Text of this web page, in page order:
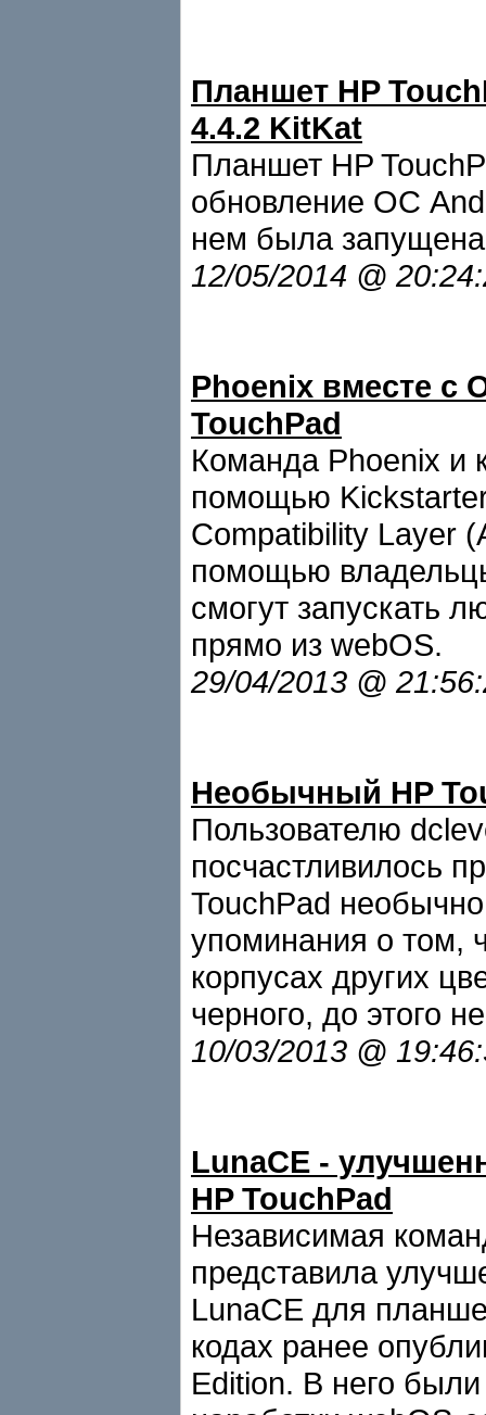
Планшет HP
4.4.2 KitKat
Планшет HP
обновление ОС
нем была
12/05/2014 @
Phoenix вместе с
TouchPad
Команда Phoenix и
помощью Kickstarter
Compatibility Layer
помощью
смогут запускать
прямо из webOS.
29/04/2013 @
Необычный HP
Пользователю
посчастливилось
TouchPad
упоминания о том,
корпусах других
черного, до этого
10/03/2013 @
LunaCE -
HP TouchPad
Независимая
представила
LunaCE для
кодах ранее
Edition. В него